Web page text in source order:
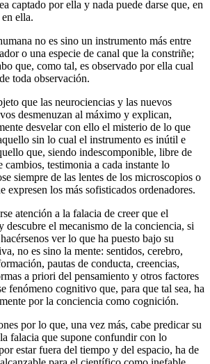
captado por ella y nada puede darse que, en
ella.
no es sino un instrumento más entre
o una especie de canal que la constriñe;
que, como tal, es observado por ella cual
toda observación.
que las neurociencias y las nuevos
desmenuzan al máximo y explican,
desvelar con ello el misterio de lo que
sin lo cual el instrumento es inútil e
que, siendo indescomponible, libre de
cambios, testimonia a cada instante lo
siempre de las lentes de los microscopios o
expresen los más sofisticados ordenadores.
atención a la falacia de creer que el
descubre el mecanismo de la conciencia, si
ver lo que ha puesto bajo su
no es sino la mente: sentidos, cerebro,
pautas de conducta, creencias,
a priori del pensamiento y otros factores
fenómeno cognitivo que, para que tal sea, ha
por la conciencia como cognición.
por lo que, una vez más, cabe predicar su
falacia que supone confundir con lo
estar fuera del tiempo y del espacio, ha de